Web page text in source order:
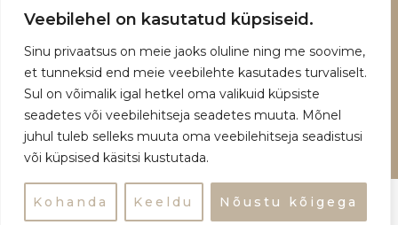
Veebilehel on kasutatud küpsiseid.
Sinu privaatsus on meie jaoks oluline ning me soovime,
et tunneksid end meie veebilehte kasutades turvaliselt.
Sul on võimalik igal hetkel oma valikuid küpsiste
seadetes või veebilehitseja seadetes muuta. Mõnel
juhul tuleb selleks muuta oma veebilehitseja seadistusi
või küpsised käsitsi kustutada.
Kohanda Keeldu Nõustu kõigega
Copyright © 2026 | Powered by Vääna Tallid